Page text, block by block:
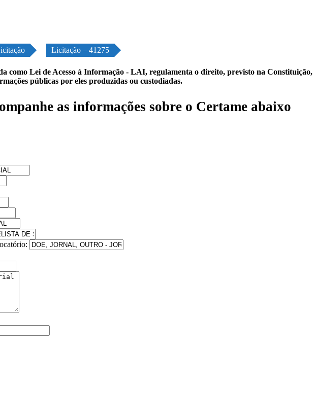
Licitação – 41275
como Lei de Acesso à Informação - LAI, regulamenta o direito, previsto na
públicas por eles produzidas ou custodiadas.
as informações sobre o Certame abaixo